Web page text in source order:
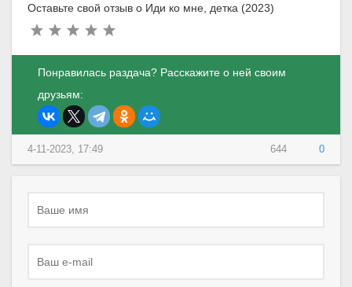
Оставьте свой отзыв о Иди ко мне, детка (2023)
Понравилась раздача? Расскажите о ней своим
друзьям:
644 0
4-11-2023, 17:49